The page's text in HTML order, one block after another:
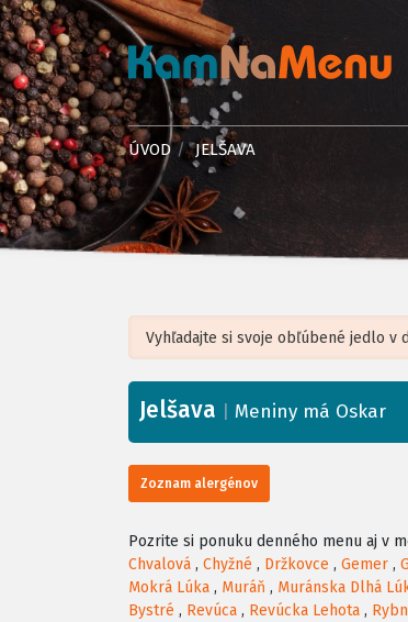
ÚVOD JELŠAVA
+
−
Jelšava Meniny má Oskar
Zoznam alergénov
Pozrite si ponuku denného menu aj v
Chvalová , Chyžné , Držkovce , Gemer ,
Mokrá Lúka , Muráň , Muránska Dlhá
Bystré , Revúca , Revúcka Lehota ,